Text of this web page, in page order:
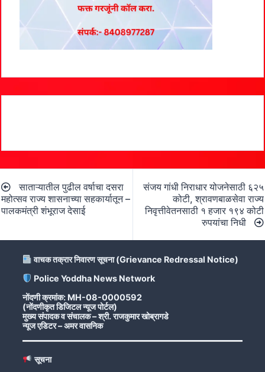
navigation
साताऱ्यातील पुढील वर्षाचा दसरा
महोत्सव राज्य शासनाच्या सहकार्यातून –
पालकमंत्री शंभूराज देसाई
संजय गांधी निराधार योजनेसाठी ६२५
कोटी, श्रावणबाळसेवा राज्य
निवृत्तीवेतनसाठी १ हजार १९४ कोटी
रुपयांचा निधी
वाचक तक्रार निवारण सूचना (Grievance Redressal Notice)
Police Yoddha News Network
नोंदणी क्रमांक: MH-08-0000592
(नोंदणीकृत डिजिटल न्यूज पोर्टल)
मुख्य संपादक व संचालक – श्री. राजकुमार खोब्रागडे
न्यूज एडिटर – अमर वासनिक
सूचना